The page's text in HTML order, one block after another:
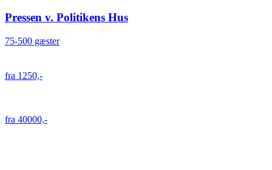
Pressen v. Politikens Hus
75-500 gæster
fra 1250,-
fra 40000,-